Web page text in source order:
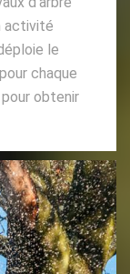
activité
le
chaque
obtenir